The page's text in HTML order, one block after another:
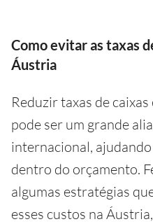
Como evitar as taxas
Áustria
Reduzir taxas de
pode ser um grande
internacional,
dentro do orçamento.
algumas estratégias
esses custos na